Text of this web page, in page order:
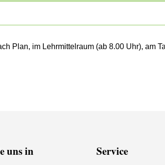
Plan, im Lehrmittelraum (ab 8.00 Uhr), am
uns in Service